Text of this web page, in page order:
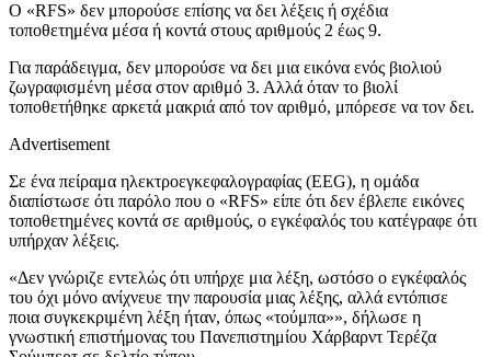
Ο «RFS» δεν μπορούσε επίσης να δει λέξεις ή σχέδια
τοποθετημένα μέσα ή κοντά στους αριθμούς 2 έως 9.
Για παράδειγμα, δεν μπορούσε να δει μια εικόνα ενός βιολιού
ζωγραφισμένη μέσα στον αριθμό 3. Αλλά όταν το βιολί
τοποθετήθηκε αρκετά μακριά από τον αριθμό, μπόρεσε να τον δει.
Advertisement
Σε ένα πείραμα ηλεκτροεγκεφαλογραφίας (EEG), η ομάδα
διαπίστωσε ότι παρόλο που ο «RFS» είπε ότι δεν έβλεπε εικόνες
τοποθετημένες κοντά σε αριθμούς, ο εγκέφαλός του κατέγραφε ότι
υπήρχαν λέξεις.
«Δεν γνώριζε εντελώς ότι υπήρχε μια λέξη, ωστόσο ο εγκέφαλός
του όχι μόνο ανίχνευε την παρουσία μιας λέξης, αλλά εντόπισε
ποια συγκεκριμένη λέξη ήταν, όπως «τούμπα»», δήλωσε η
γνωστική επιστήμονας του Πανεπιστημίου Χάρβαρντ Τερέζα